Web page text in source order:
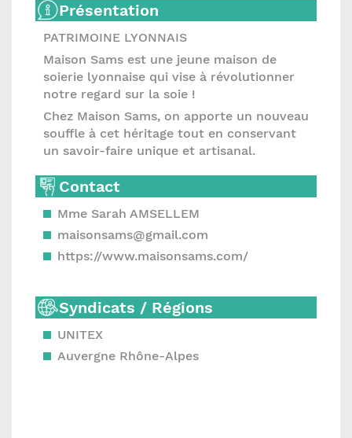
Présentation
PATRIMOINE LYONNAIS
Maison Sams est une jeune maison de
soierie lyonnaise qui vise à révolutionner
notre regard sur la soie !
Chez Maison Sams, on apporte un nouveau
souffle à cet héritage tout en conservant
un savoir-faire unique et artisanal.
Contact
Mme Sarah AMSELLEM
maisonsams@gmail.com
https://www.maisonsams.com/
Syndicats / Régions
UNITEX
Auvergne Rhône-Alpes